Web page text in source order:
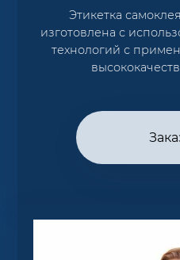
Этикетка
изготовлена с
технологий с